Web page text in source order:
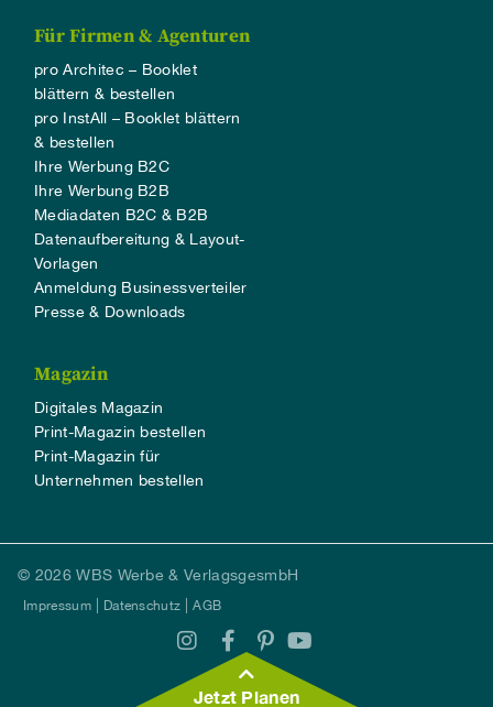
Jetzt Planen
Für Firmen & Agenturen
pro Architec – Booklet
blättern & bestellen
pro InstAll – Booklet blättern
& bestellen
Ihre Werbung B2C
Ihre Werbung B2B
Mediadaten B2C & B2B
Datenaufbereitung & Layout-
Vorlagen
Anmeldung Businessverteiler
Presse & Downloads
Magazin
Digitales Magazin
Print-Magazin bestellen
Print-Magazin für
Unternehmen bestellen
© 2026 WBS Werbe & VerlagsgesmbH
Impressum Datenschutz AGB